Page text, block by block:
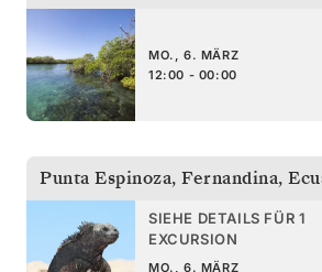
MO., 6. MÄRZ
12:00 - 00:00
Punta Espinoza, Fernandina,
SIEHE DETAILS FÜR 1
EXCURSION
MO., 6. MÄRZ